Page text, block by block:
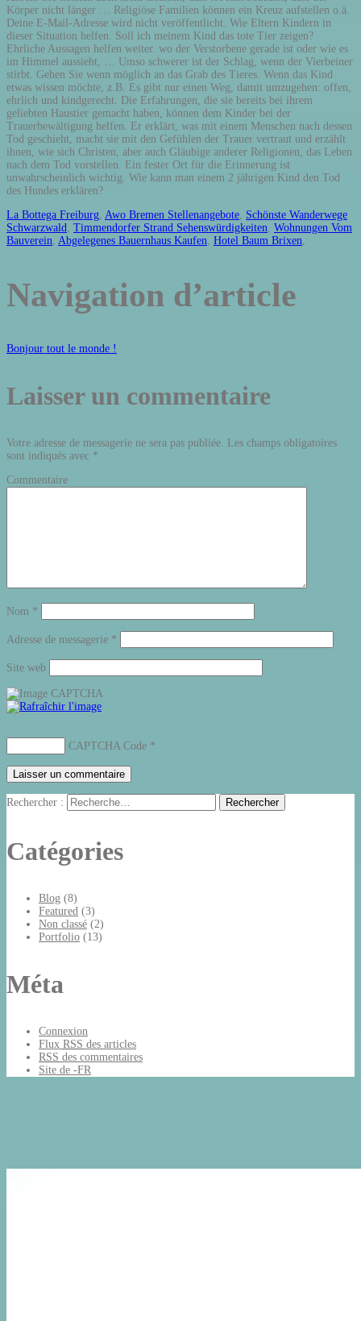
La Bottega Freiburg, Awo Bremen Stellenangebote, Schönste Wanderwege
Schwarzwald, Timmendorfer Strand Sehenswürdigkeiten, Wohnungen Vom
Bauverein, Abgelegenes Bauernhaus Kaufen, Hotel Baum Brixen,
Navigation d’article
Bonjour tout le monde !
Laisser un commentaire
Votre adresse de messagerie ne sera pas publiée. Les champs obligatoires
sont indiqués avec *
Commentaire
Nom *
Adresse de messagerie *
Site web
CAPTCHA Code *
Rechercher :
Catégories
Blog (8)
Featured (3)
Non classé (2)
Portfolio (13)
Méta
Connexion
Flux RSS des articles
RSS des commentaires
Site de -FR